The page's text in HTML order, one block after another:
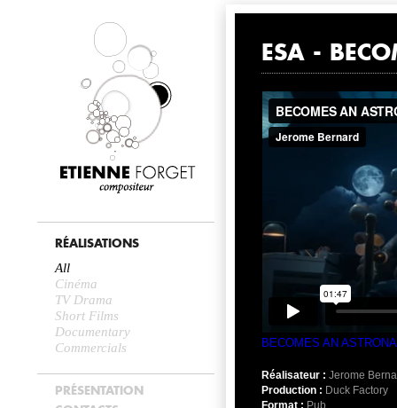
RÉALISATIONS
All
Cinéma
TV Drama
Short Films
Documentary
Commercials
PRÉSENTATION
ESA -
BECOMES AN
Réalisateur : Jerome
Production : Duck Factory
Format : Pub